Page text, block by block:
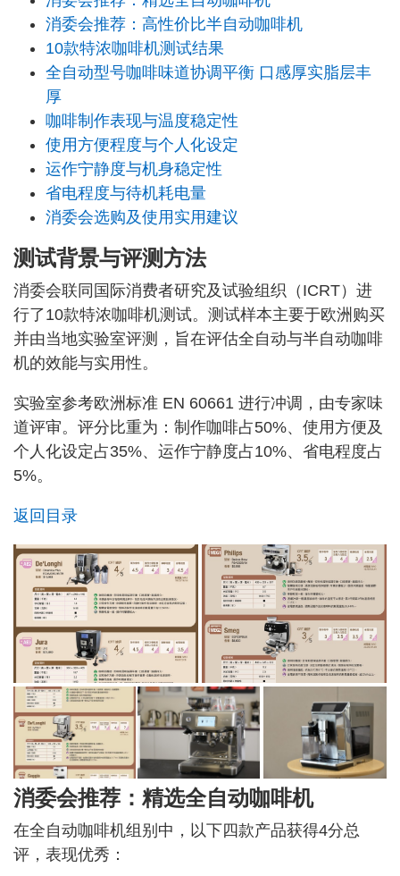
消委会推荐：高性价比半自动咖啡机
10款特浓咖啡机测试结果
全自动型号咖啡味道协调平衡 口感厚实脂层丰
厚
咖啡制作表现与温度稳定性
使用方便程度与个人化设定
运作宁静度与机身稳定性
省电程度与待机耗电量
消委会选购及使用实用建议
测试背景与评测方法
消委会联同国际消费者研究及试验组织（ICRT）进
行了10款特浓咖啡机测试。测试样本主要于欧洲购买
并由当地实验室评测，旨在评估全自动与半自动咖啡
机的效能与实用性。
实验室参考欧洲标准 EN 60661 进行冲调，由专家味
道评审。评分比重为：制作咖啡占50%、使用方便及
个人化设定占35%、运作宁静度占10%、省电程度占
5%。
返回目录
消委会推荐：精选全自动咖啡机
在全自动咖啡机组别中，以下四款产品获得4分总
评，表现优秀：